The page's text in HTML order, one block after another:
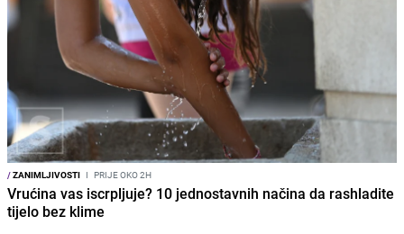
/ZANIMLJIVOSTI I PRIJE OKO 2H
Vrućina vas iscrpljuje? 10 jednostavnih načina da rashladite
tijelo bez klime